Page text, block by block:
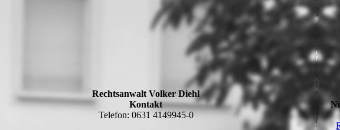
Rechtsanwalt Volker Diehl
Kontakt
Telefon: 0631 4149945-0